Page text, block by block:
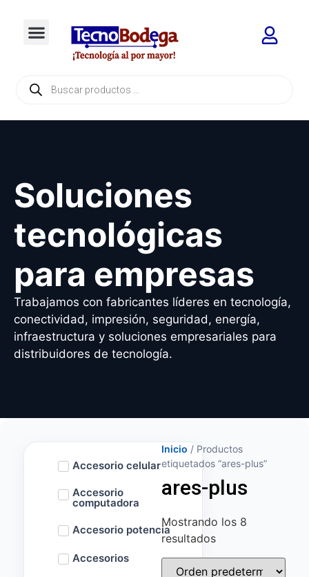
Soluciones
tecnológicas
para empresas
Trabajamos con fabricantes líderes en tecnología,
conectividad, impresión, seguridad, energía,
infraestructura y soluciones empresariales para
distribuidores de tecnología.
Accesorio celular
Accesorio
computadora
Accesorio potencia
Accesorios
Inicio / Productos
etiquetados “ares-plus”
ares-plus
Mostrando los 8
resultados